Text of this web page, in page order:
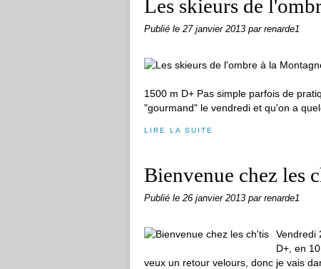
Les skieurs de
Publié le 27 janvier 2013 par renarde1
1500 m D+ Pas simple parfois de
"gourmand" le vendredi et qu'on a
LIRE LA SUITE
Bienvenue chez les
Publié le 26 janvier 2013 par renarde1
Vendredi
D+, en
veux un retour velours, donc je vais